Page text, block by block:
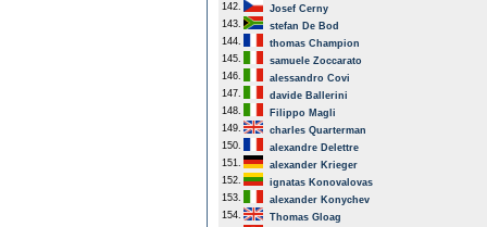
142.
Josef Cerny
143.
stefan De Bod
144.
thomas Champion
145.
samuele Zoccarato
146.
alessandro Covi
147.
davide Ballerini
148.
Filippo Magli
149.
charles Quarterman
150.
alexandre Delettre
151.
alexander Krieger
152.
ignatas Konovalovas
153.
alexander Konychev
154.
Thomas Gloag